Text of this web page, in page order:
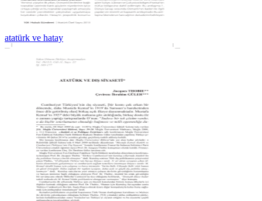
atatürk ve hatay